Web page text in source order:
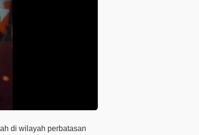
di wilayah perbatasan